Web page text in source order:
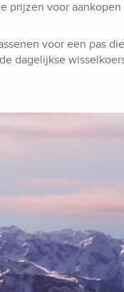
prijzen voor
voor een pas
dagelijkse